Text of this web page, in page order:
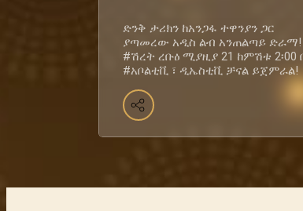
ድንቅ ታሪክን ከአንጋፋ ተዋንያን ጋር
ያጣመረው አዲስ ልብ አንጠልጣይ ድራማ!
#ሽረት ረቡዕ ሚያዚያ 21 ከምሽቱ 2፡00
#አቦልቲቪ ፣ ዲኤስቲቪ ቻናል ይጀምራል!